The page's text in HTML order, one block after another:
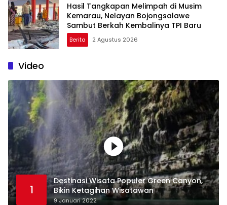
Hasil Tangkapan Melimpah di Musim
Kemarau, Nelayan Bojongsalawe
Sambut Berkah Kembalinya TPI Baru
Berita 2 Agustus 2026
Video
1
Destinasi Wisata Populer Green Canyon,
Bikin Ketagihan Wisatawan
9 Januari 2022